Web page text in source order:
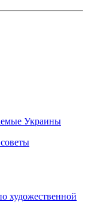
Украины
художественной